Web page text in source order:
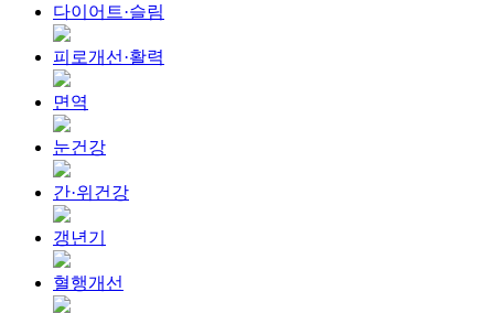
다이어트·슬림
피로개선·활력
면역
눈건강
간·위건강
갱년기
혈행개선